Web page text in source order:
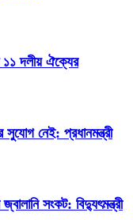
১১ দলীয় ঐক্যের
নেই: প্রধানমন্ত্রী
সংকট: বিদ্যুৎমন্ত্রী